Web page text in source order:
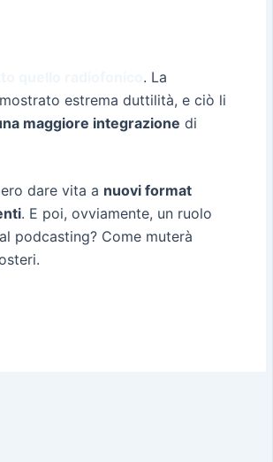
. La
estrema duttilità, e ciò li
maggiore integrazione di
dare vita a nuovi format
. E poi, ovviamente, un ruolo
podcasting? Come muterà